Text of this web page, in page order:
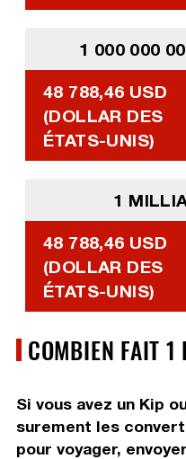
1 000 000
48 788,46 USD
(DOLLAR DES
ÉTATS-UNIS)
1
48 788,46 USD
(DOLLAR DES
ÉTATS-UNIS)
COMBIEN FAIT
Si vous avez un Kip
surement les
pour voyager,